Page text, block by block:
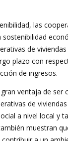
las
sostenibilidad
de
plazo con
de ingresos.
ventaja de ser
de
a nivel local y
muestran